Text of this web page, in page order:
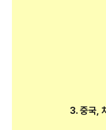
3. 중국,